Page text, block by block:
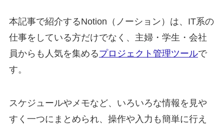
本記事で紹介するNotion（ノーション）は、IT系の
仕事をしている方だけでなく、主婦・学生・会社
員からも人気を集めるプロジェクト管理ツールで
す。
スケジュールやメモなど、いろいろな情報を見や
すく一つにまとめられ、操作や入力も簡単に行え